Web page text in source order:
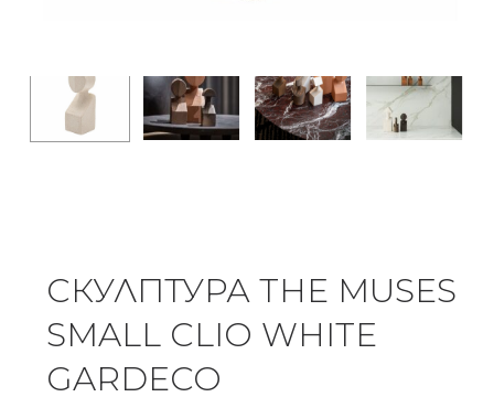
СКУЛПТУРА THE MUSES
SMALL CLIO WHITE
GARDECO